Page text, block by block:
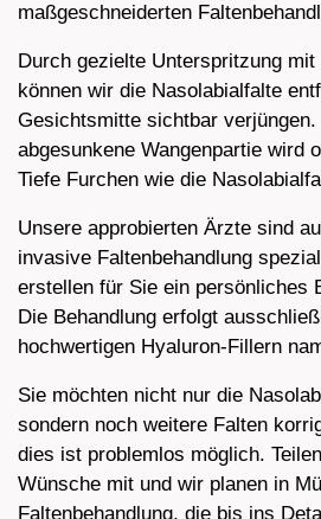
maßgeschneiderten
Durch gezielte Unterspritzung
können wir die Nasolabialfalte
Gesichtsmitte sichtbar
abgesunkene Wangenpartie wird
Tiefe Furchen wie die
Unsere approbierten Ärzte sind
invasive Faltenbehandlung
erstellen für Sie ein persönliches
Die Behandlung erfolgt
hochwertigen Hyaluron-Fillern
Sie möchten nicht nur die
sondern noch weitere Falten
dies ist problemlos möglich.
Wünsche mit und wir planen in
Faltenbehandlung, die bis ins